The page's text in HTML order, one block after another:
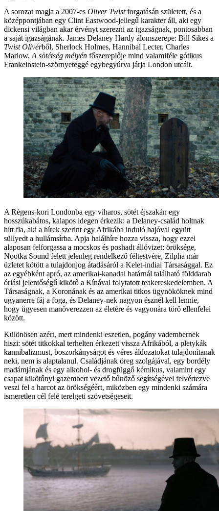
A sorozat magja a 2007-es Oliver Twistforgatásán született, és a
középpontjában egy Clint Eastwood-jellegű karakter áll, aki egy
dickensi világban akar érvényt szerezni az igazságnak, pontosabban
a saját igazságának. James Delaney Hardy álomszerepe: Bill Sikes a
Twist Olivérből, Sherlock Holmes, Hannibal Lecter, Charles
Marlow, A sötétség mélyén főszereplője mind valamiféle gótikus
Frankeinstein-szörnyeteggé egybegyúrva járja London utcáit.
A Régens-kori Londonba egy viharos, sötét éjszakán egy
hosszúkabátos, kalapos idegen érkezik: a Delaney-család holtnak
hitt fia, aki a hírek szerint egy Afrikába induló hajóval együtt
süllyedt a hullámsírba. Apja halálhíre hozza vissza, hogy ezzel
alaposan felforgassa a mocskos és poshadt állóvizet: öröksége,
Nootka Sound felett jelenleg rendelkező féltestvére, Zilpha már
üzletet kötött a tulajdonjog átadásáról a Kelet-indiai Társasággal. Ez
az egyébként apró, az amerikai-kanadai határnál található földdarab
óriási jelentőségű kikötő a Kínával folytatott teakereskedelemben. A
Társaságnak, a Koronának és az amerikai titkos ügynököknek mind
ugyanerre fáj a foga, és Delaney-nek nagyon észnél kell lennie,
hogy ügyesen manőverezzen az életére és vagyonára törő ellenfelei
között.
Különösen azért, mert mindenki eszetlen, pogány vadembernek
hiszi: sötét titkokkal terhelten érkezett vissza Afrikából, a pletykák
kannibalizmust, boszorkányságot és véres áldozatokat tulajdonítanak
neki, nem is alaptalanul. Családjának öreg szolgájával, egy bordély
madámjának és egy alkohol- és drogfüggő kémikus, valamint egy
csapat kikötőnyi gazembert vezető bűnöző segítségével felvértezve
veszi fel a harcot az örökségéért, miközben egy mindenki számára
ismeretlen cél felé terelgeti szövetségeseit.